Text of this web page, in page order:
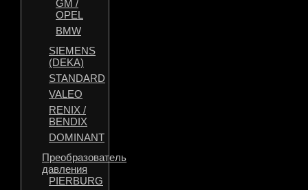
GM /
OPEL
BMW
SIEMENS
(DEKA)
STANDARD
VALEO
RENIX /
BENDIX
DOMINANT
Преобразователь
давления
PIERBURG